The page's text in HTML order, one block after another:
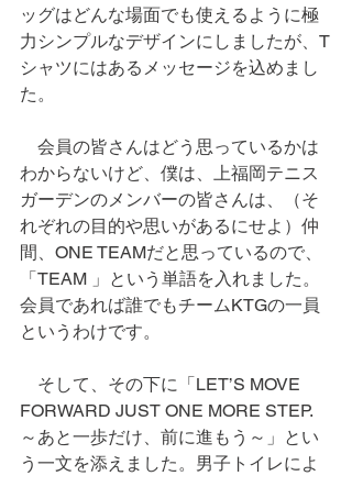
ッグはどんな場面でも使えるように極
力シンプルなデザインにしましたが、T
シャツにはあるメッセージを込めまし
た。
会員の皆さんはどう思っているかは
わからないけど、僕は、上福岡テニス
ガーデンのメンバーの皆さんは、（そ
れぞれの目的や思いがあるにせよ）仲
間、ONE TEAMだと思っているので、
「TEAM 」という単語を入れました。
会員であれば誰でもチームKTGの一員
というわけです。
そして、その下に「LET’S MOVE
FORWARD JUST ONE MORE STEP.
～あと一歩だけ、前に進もう～」とい
う一文を添えました。男子トイレによ